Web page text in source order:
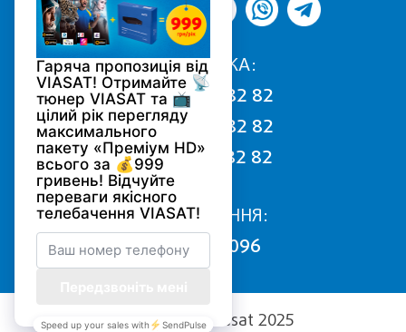
ПІДТРИМКА:
068 170 82 82
050 170 82 82
093 170 82 82
ПІДКЛЮЧЕННЯ:
0800 502 096
Copyright (c) Viasat 2025